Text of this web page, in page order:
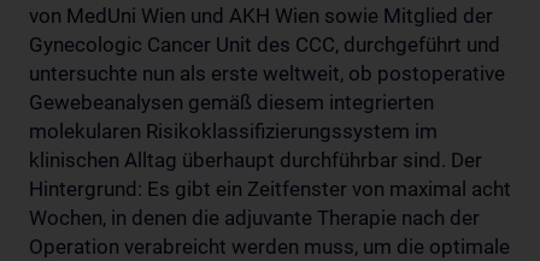
von MedUni Wien und AKH Wien sowie Mitglied der
Gynecologic Cancer Unit des CCC, durchgeführt und
untersuchte nun als erste weltweit, ob postoperative
Gewebeanalysen gemäß diesem integrierten
molekularen Risikoklassifizierungssystem im
klinischen Alltag überhaupt durchführbar sind. Der
Hintergrund: Es gibt ein Zeitfenster von maximal acht
Wochen, in denen die adjuvante Therapie nach der
Operation verabreicht werden muss, um die optimale